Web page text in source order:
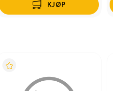
KJØP